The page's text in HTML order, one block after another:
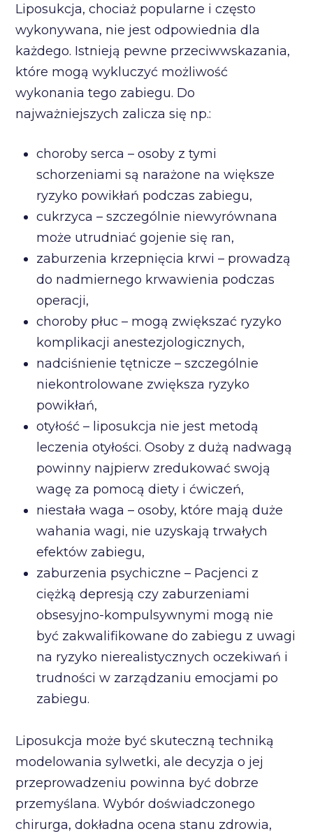
Liposukcja, chociaż popularne i często
wykonywana, nie jest odpowiednia dla
każdego. Istnieją pewne przeciwwskazania,
które mogą wykluczyć możliwość
wykonania tego zabiegu. Do
najważniejszych zalicza się np.:
choroby serca – osoby z tymi
schorzeniami są narażone na większe
ryzyko powikłań podczas zabiegu,
cukrzyca – szczególnie niewyrównana
może utrudniać gojenie się ran,
zaburzenia krzepnięcia krwi – prowadzą
do nadmiernego krwawienia podczas
operacji,
choroby płuc – mogą zwiększać ryzyko
komplikacji anestezjologicznych,
nadciśnienie tętnicze – szczególnie
niekontrolowane zwiększa ryzyko
powikłań,
otyłość – liposukcja nie jest metodą
leczenia otyłości. Osoby z dużą nadwagą
powinny najpierw zredukować swoją
wagę za pomocą diety i ćwiczeń,
niestała waga – osoby, które mają duże
wahania wagi, nie uzyskają trwałych
efektów zabiegu,
zaburzenia psychiczne – Pacjenci z
ciężką depresją czy zaburzeniami
obsesyjno-kompulsywnymi mogą nie
być zakwalifikowane do zabiegu z uwagi
na ryzyko nierealistycznych oczekiwań i
trudności w zarządzaniu emocjami po
zabiegu.
Liposukcja może być skuteczną techniką
modelowania sylwetki, ale decyzja o jej
przeprowadzeniu powinna być dobrze
przemyślana. Wybór doświadczonego
chirurga, dokładna ocena stanu zdrowia,